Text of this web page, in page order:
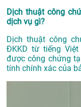
Dịch thuật công
dịch vụ gì?
Dịch thuật công
ĐKKD từ tiếng
được công chứng
tính chính xác của